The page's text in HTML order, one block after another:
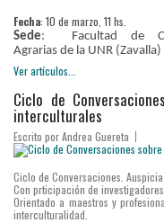
Fecha: 10 de marzo, 11 hs.
Sede: Facultad de
Agrarias de la UNR (Zavalla)
Ver artículos...
Ciclo de
interculturales
Escrito porAndrea Guereta
Ciclo de Conversaciones. Auspicia
Con prticipación de
Orientado a maestros y
interculturalidad.